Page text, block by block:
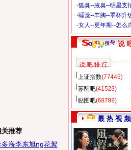
关推荐
多海李东旭ng花絮
·狐臭--腋臭--明星支
·睡觉--丰胸--罩杯升
·女人--更年期--怎么
说
说 吧 排 行
上证指数(77445)
苏醒吧(41523)
贴图吧(68789)
最 热 视 频